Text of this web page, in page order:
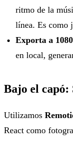
ritmo de la
línea. Es como
Exporta a
en local,
Bajo el capó:
Utilizamos
React como